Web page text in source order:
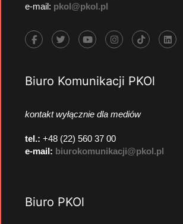
e-mail: pkol@pkol.pl
Biuro Komunikacji PKOl
kontakt wyłącznie dla mediów
tel.: +48 (22) 560 37 00
e-mail: biurokomunikacji@pkol.pl
Biuro PKOl